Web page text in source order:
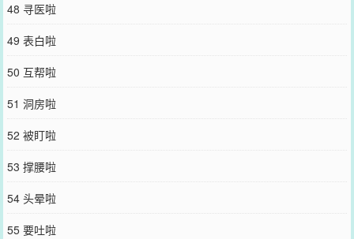
48 寻医啦
49 表白啦
50 互帮啦
51 洞房啦
52 被盯啦
53 撑腰啦
54 头晕啦
55 要吐啦